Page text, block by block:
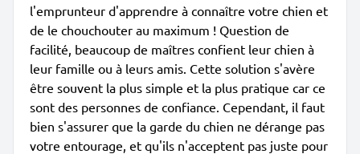
l'emprunteur d'apprendre à connaître votre chien et
de le chouchouter au maximum ! Question de
facilité, beaucoup de maîtres confient leur chien à
leur famille ou à leurs amis. Cette solution s'avère
être souvent la plus simple et la plus pratique car ce
sont des personnes de confiance. Cependant, il faut
bien s'assurer que la garde du chien ne dérange pas
votre entourage, et qu'ils n'acceptent pas juste pour